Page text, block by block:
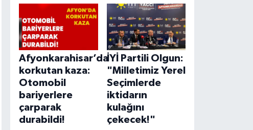
Afyonkarahisar’da
korkutan kaza:
Otomobil
bariyerlere
çarparak
durabildi!
İYİ Partili Olgun:
"Milletimiz Yerel
Seçimlerde
iktidarın
kulağını
çekecek!"